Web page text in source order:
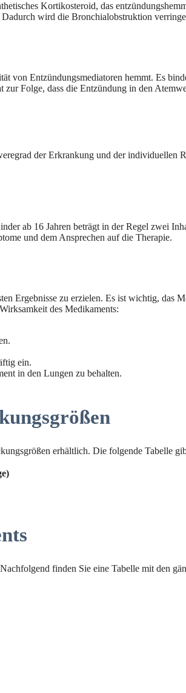
Kortikosteroid, das
wird die Bronchialobstruktion
von Entzündungsmediatoren hemmt. Es
Folge, dass die Entzündung in den
der Erkrankung und der individuellen
ab 16 Jahren beträgt in der Regel zwei
und dem Ansprechen auf die Therapie.
Ergebnisse zu erzielen. Es ist wichtig, das
des Medikaments:
ein.
in den Lungen zu behalten.
erhältlich. Die folgende Tabelle
finden Sie eine Tabelle mit den